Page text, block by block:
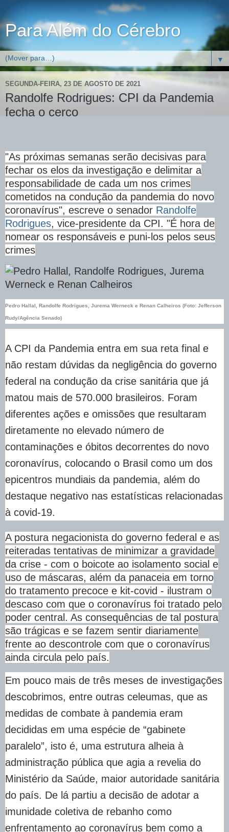
Para Além do Cérebro
▼
SEGUNDA-FEIRA, 23 DE AGOSTO DE 2021
Randolfe Rodrigues: CPI da Pandemia
fecha o cerco
"As próximas semanas serão decisivas para
fechar os elos da investigação e delimitar a
responsabilidade de cada um nos crimes
cometidos na condução da pandemia do novo
coronavírus", escreve o senador Randolfe
Rodrigues, vice-presidente da CPI. "É hora de
nomear os responsáveis e puni-los pelos seus
crimes
Pedro Hallal, Randolfe Rodrigues, Jurema Werneck e Renan Calheiros (Foto: Jefferson
Rudy/Agência Senado)
A CPI da Pandemia entra em sua reta final e
não restam dúvidas da negligência do governo
federal na condução da crise sanitária que já
matou mais de 570.000 brasileiros. Foram
diferentes ações e omissões que resultaram
diretamente no elevado número de
contaminações e óbitos decorrentes do novo
coronavírus, colocando o Brasil como um dos
epicentros mundiais da pandemia, além do
destaque negativo nas estatísticas relacionadas
à covid-19.
A postura negacionista do governo federal e as
reiteradas tentativas de minimizar a gravidade
da crise - com o boicote ao isolamento social e
uso de máscaras, além da panaceia em torno
do tratamento precoce e kit-covid - ilustram o
descaso com que o coronavírus foi tratado pelo
poder central. As consequências de tal postura
são trágicas e se fazem sentir diariamente
frente ao descontrole com que o coronavírus
ainda circula pelo país.
Em pouco mais de três meses de investigações
descobrimos, entre outras celeumas, que as
medidas de combate à pandemia eram
decididas em uma espécie de “gabinete
paralelo”, isto é, uma estrutura alheia à
administração pública que agia a revelia do
Ministério da Saúde, maior autoridade sanitária
do país. De lá partiu a decisão de adotar a
imunidade coletiva de rebanho como
enfrentamento ao coronavírus bem como a